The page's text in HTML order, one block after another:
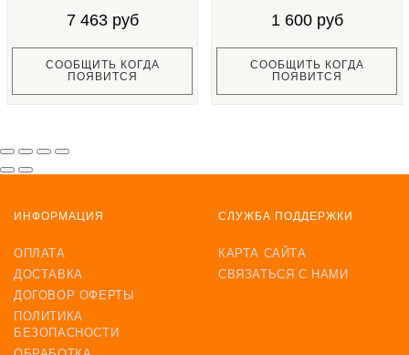
7 463 руб
СООБЩИТЬ КОГДА
ПОЯВИТСЯ
1 600 руб
СООБЩИТЬ КОГДА
ПОЯВИТСЯ
ИНФОРМАЦИЯ
ОПЛАТА
ДОСТАВКА
ДОГОВОР ОФЕРТЫ
ПОЛИТИКА
БЕЗОПАСНОСТИ
СЛУЖБА ПОДДЕРЖКИ
КАРТА САЙТА
СВЯЗАТЬСЯ С НАМИ